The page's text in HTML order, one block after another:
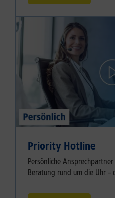
Priority Hotline
Persönliche
Beratung rund um die Uhr –